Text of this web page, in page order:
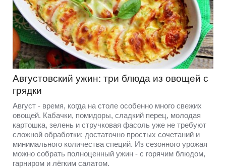
Августовский ужин: три блюда из овощей с
грядки
Август - время, когда на столе особенно много свежих
овощей. Кабачки, помидоры, сладкий перец, молодая
картошка, зелень и стручковая фасоль уже не требуют
сложной обработки: достаточно простых сочетаний и
минимального количества специй. Из сезонного урожая
можно собрать полноценный ужин - с горячим блюдом,
гарниром и лёгким салатом.